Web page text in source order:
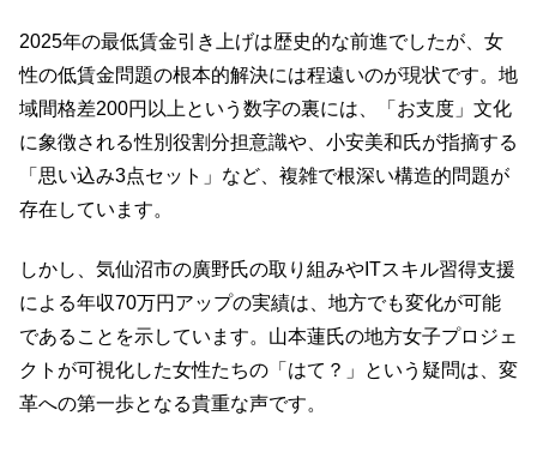
2025年の最低賃金引き上げは歴史的な前進でしたが、女
性の低賃金問題の根本的解決には程遠いのが現状です。地
域間格差200円以上という数字の裏には、「お支度」文化
に象徴される性別役割分担意識や、小安美和氏が指摘する
「思い込み3点セット」など、複雑で根深い構造的問題が
存在しています。
しかし、気仙沼市の廣野氏の取り組みやITスキル習得支援
による年収70万円アップの実績は、地方でも変化が可能
であることを示しています。山本蓮氏の地方女子プロジェ
クトが可視化した女性たちの「はて？」という疑問は、変
革への第一歩となる貴重な声です。